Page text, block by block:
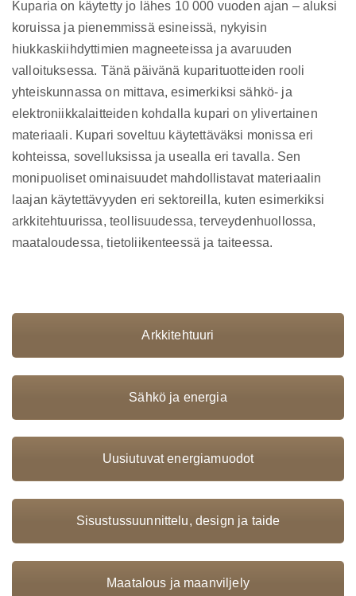
Kuparia on käytetty jo lähes 10 000 vuoden ajan – aluksi
koruissa ja pienemmissä esineissä, nykyisin
hiukkaskiihdyttimien magneeteissa ja avaruuden
valloituksessa. Tänä päivänä kuparituotteiden rooli
yhteiskunnassa on mittava, esimerkiksi sähkö- ja
elektroniikkalaitteiden kohdalla kupari on ylivertainen
materiaali. Kupari soveltuu käytettäväksi monissa eri
kohteissa, sovelluksissa ja usealla eri tavalla. Sen
monipuoliset ominaisuudet mahdollistavat materiaalin
laajan käytettävyyden eri sektoreilla, kuten esimerkiksi
arkkitehtuurissa, teollisuudessa, terveydenhuollossa,
maataloudessa, tietoliikenteessä ja taiteessa.
Arkkitehtuuri
Sähkö ja energia
Uusiutuvat energiamuodot
Sisustussuunnittelu, design ja taide
Maatalous ja maanviljely